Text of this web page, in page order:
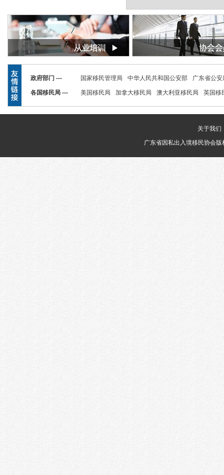
政府部门 --- 国家移民管理局 中华人民共和国公安部 广东省公
各国移民局 --- 美国移民局 加拿大移民局 澳大利亚移民局 英国移
关于我们
广东省因私出入境移民协会